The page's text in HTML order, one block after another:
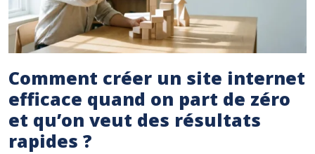
Comment créer un site internet
efficace quand on part de zéro
et qu’on veut des résultats
rapides ?